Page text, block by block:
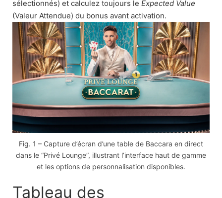
sélectionnés) et calculez toujours le Expected Value
(Valeur Attendue) du bonus avant activation.
Fig. 1 – Capture d’écran d’une table de Baccara en direct
dans le “Privé Lounge”, illustrant l’interface haut de gamme
et les options de personnalisation disponibles.
Tableau des